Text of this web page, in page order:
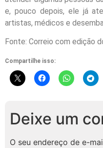
e, pouco depois, ele já
artistas, médicos e
Fonte: Correio com edição
Compartilhe isso:
Deixe um
O seu endereço de e-